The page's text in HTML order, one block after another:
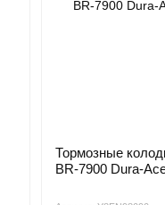
Тормозные
BR-7900 Dura-